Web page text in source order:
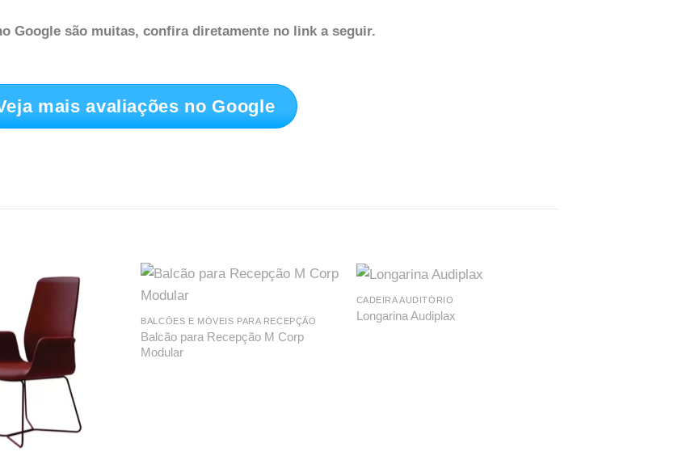
Google são muitas, confira diretamente no link a seguir.
mais avaliações no Google
BALCÕES E MÓVEIS PARA RECEPÇÃO
Balcão para Recepção M Corp
Modular
CADEIRA AUDITÓRIO
Longarina Audiplax